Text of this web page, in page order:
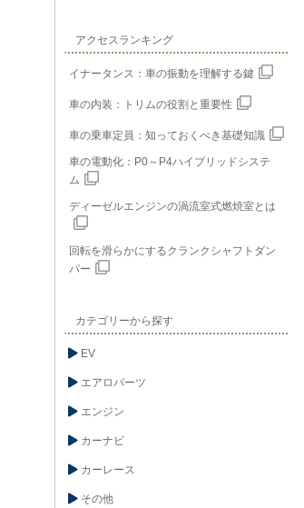
アクセスランキング
イナータンス：車の振動を理解する鍵
車の内装：トリムの役割と重要性
車の乗車定員：知っておくべき基礎知識
車の電動化：P0～P4ハイブリッドシステ
ム
ディーゼルエンジンの渦流室式燃焼室とは
回転を滑らかにするクランクシャフトダン
パー
カテゴリーから探す
EV
エアロパーツ
エンジン
カーナビ
カーレース
その他